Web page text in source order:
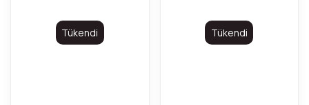
Tükendi Tükendi